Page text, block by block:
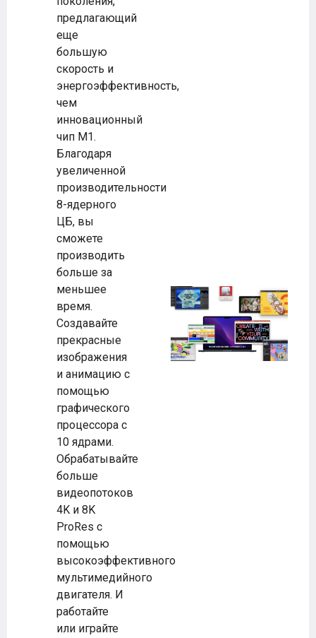
предлагающий
еще
большую
скорость и
энергоэффективность,
чем
инновационный
чип M1.
Благодаря
увеличенной
производительности
8-ядерного
ЦБ, вы
сможете
производить
больше за
меньшее
время.
Создавайте
прекрасные
изображения
и анимацию с
помощью
графического
процессора с
10 ядрами.
Обрабатывайте
больше
видеопотоков
4K и 8K
ProRes с
помощью
высокоэффективного
мультимедийного
двигателя. И
работайте
или играйте